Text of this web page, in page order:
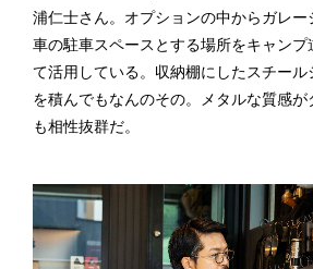
浦仁士さん。オプションの中からガレー
車の駐車スペースとする場所をキャンプ
て活用している。収納棚にしたスチー
を積んでもなんのその。メタルな質感が
も相性抜群だ。